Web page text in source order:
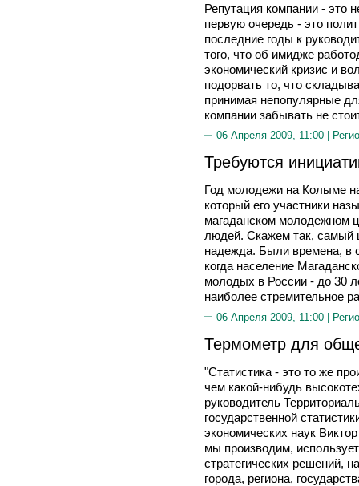
Репутация компании - это
первую очередь - это
последние годы к
того, что об имидже
экономический кризис и
подорвать то, что
принимая непопулярные
компании забывать не
06 Апреля 2009, 11:00 |
Требуются
Год молодежи на Колыме
который его участники
магаданском молодежном
людей. Скажем так, самый
надежда. Были времена, в
когда население
молодых в России - до 30
наиболее стремительное
06 Апреля 2009, 11:00 |
Термометр для
"Статистика - это то же
чем какой-нибудь
руководитель
государственной
экономических наук
мы производим,
стратегических решений,
города, региона,